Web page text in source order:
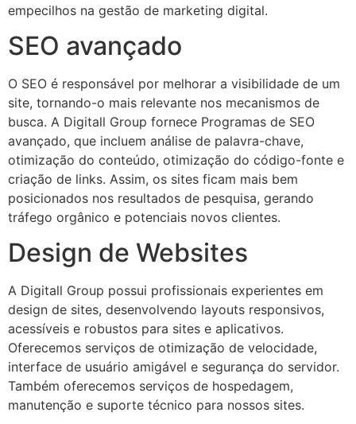
empecilhos na gestão de marketing digital.
SEO avançado
O SEO é responsável por melhorar a visibilidade de um
site, tornando-o mais relevante nos mecanismos de
busca. A Digitall Group fornece Programas de SEO
avançado, que incluem análise de palavra-chave,
otimização do conteúdo, otimização do código-fonte e
criação de links. Assim, os sites ficam mais bem
posicionados nos resultados de pesquisa, gerando
tráfego orgânico e potenciais novos clientes.
Design de Websites
A Digitall Group possui profissionais experientes em
design de sites, desenvolvendo layouts responsivos,
acessíveis e robustos para sites e aplicativos.
Oferecemos serviços de otimização de velocidade,
interface de usuário amigável e segurança do servidor.
Também oferecemos serviços de hospedagem,
manutenção e suporte técnico para nossos sites.